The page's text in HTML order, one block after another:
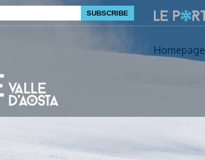
Homepage